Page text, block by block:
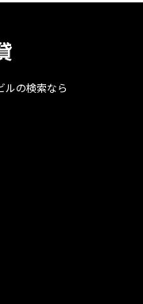
ルの検索なら